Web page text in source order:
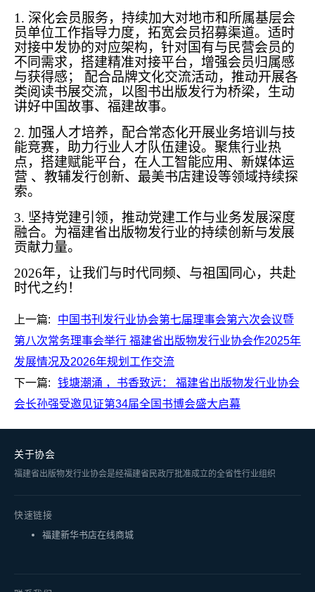
1. 深化会员服务，持续加大对地市和所属基层会
员单位工作指导力度，拓宽会员招募渠道。适时
对接中发协的对应架构，针对国有与民营会员的
不同需求，搭建精准对接平台，增强会员归属感
与获得感； 配合品牌文化交流活动，推动开展各
类阅读书展交流，以图书出版发行为桥梁，生动
讲好中国故事、福建故事。
2. 加强人才培养，配合常态化开展业务培训与技
能竞赛，助力行业人才队伍建设。聚焦行业热
点，搭建赋能平台，在人工智能应用、新媒体运
营 、教辅发行创新、最美书店建设等领域持续探
索。
3. 坚持党建引领，推动党建工作与业务发展深度
融合。为福建省出版物发行业的持续创新与发展
贡献力量。
2026年，让我们与时代同频、与祖国同心，共赴
时代之约！
上一篇:
中国书刊发行业协会第七届理事会第六次会议暨
第八次常务理事会举行 福建省出版物发行业协会作2025年
发展情况及2026年规划工作交流
下一篇:
钱塘潮涌 ，书香致远： 福建省出版物发行业协会
会长孙强受邀见证第34届全国书博会盛大启幕
关于协会
福建省出版物发行业协会是经福建省民政厅批准成立的全省性行业组织
快速链接
福建新华书店在线商城